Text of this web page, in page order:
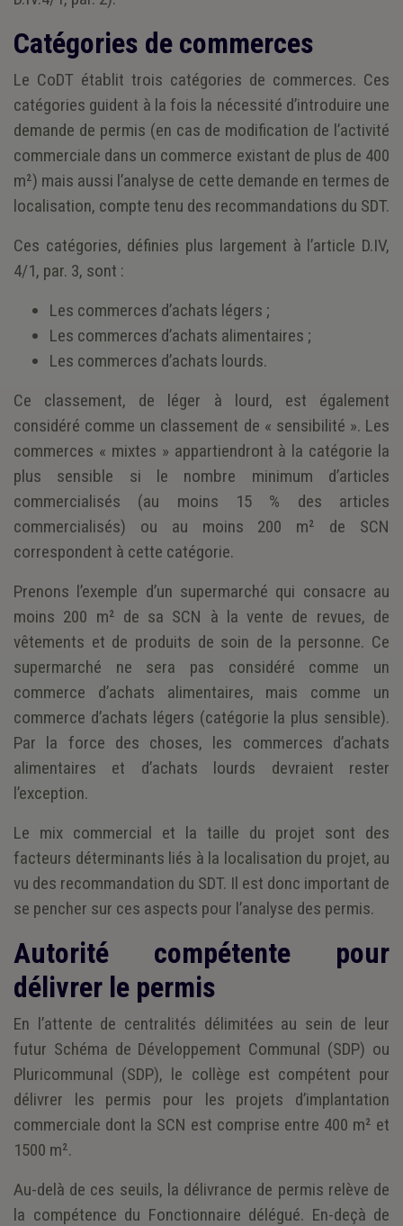
Catégories de commerces
Le CoDT établit trois catégories de commerces. Ces
catégories guident à la fois la nécessité d’introduire une
demande de permis (en cas de modification de l’activité
commerciale dans un commerce existant de plus de 400
m²) mais aussi l’analyse de cette demande en termes de
localisation, compte tenu des recommandations du SDT.
Ces catégories, définies plus largement à l’article D.IV,
4/1, par. 3, sont :
Les commerces d’achats légers ;
Les commerces d’achats alimentaires ;
Les commerces d’achats lourds.
Ce classement, de léger à lourd, est également
considéré comme un classement de « sensibilité ». Les
commerces « mixtes » appartiendront à la catégorie la
plus sensible si le nombre minimum d’articles
commercialisés (au moins 15 % des articles
commercialisés) ou au moins 200 m² de SCN
correspondent à cette catégorie.
Prenons l’exemple d’un supermarché qui consacre au
moins 200 m² de sa SCN à la vente de revues, de
vêtements et de produits de soin de la personne. Ce
supermarché ne sera pas considéré comme un
commerce d’achats alimentaires, mais comme un
commerce d’achats légers (catégorie la plus sensible).
Par la force des choses, les commerces d’achats
alimentaires et d’achats lourds devraient rester
l’exception.
Le mix commercial et la taille du projet sont des
facteurs déterminants liés à la localisation du projet, au
vu des recommandation du SDT. Il est donc important de
se pencher sur ces aspects pour l’analyse des permis.
Autorité compétente pour
délivrer le permis
En l’attente de centralités délimitées au sein de leur
futur Schéma de Développement Communal (SDP) ou
Pluricommunal (SDP), le collège est compétent pour
délivrer les permis pour les projets d’implantation
commerciale dont la SCN est comprise entre 400 m² et
1500 m².
Au-delà de ces seuils, la délivrance de permis relève de
la compétence du Fonctionnaire délégué. En-deçà de